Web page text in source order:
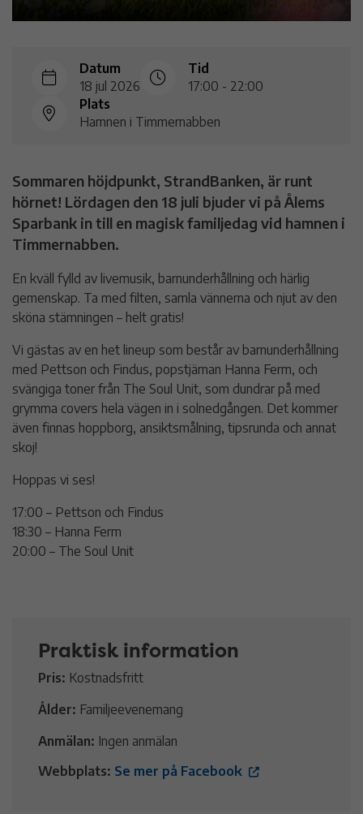
Datum
18 jul 2026
Tid
17:00 - 22:00
Plats
Hamnen i Timmernabben
Sommaren höjdpunkt, StrandBanken, är runt
hörnet! Lördagen den 18 juli bjuder vi på Ålems
Sparbank in till en magisk familjedag vid hamnen i
Timmernabben.
En kväll fylld av livemusik, barnunderhållning och härlig
gemenskap. Ta med filten, samla vännerna och njut av den
sköna stämningen – helt gratis!
Vi gästas av en het lineup som består av barnunderhållning
med Pettson och Findus, popstjärnan Hanna Ferm, och
svängiga toner från The Soul Unit, som dundrar på med
grymma covers hela vägen in i solnedgången. Det kommer
även finnas hoppborg, ansiktsmålning, tipsrunda och annat
skoj!
Hoppas vi ses!
17:00 – Pettson och Findus
18:30 – Hanna Ferm
20:00 – The Soul Unit
Praktisk information
Pris: Kostnadsfritt
Ålder: Familjeevenemang
Anmälan: Ingen anmälan
Webbplats: Se mer på Facebook